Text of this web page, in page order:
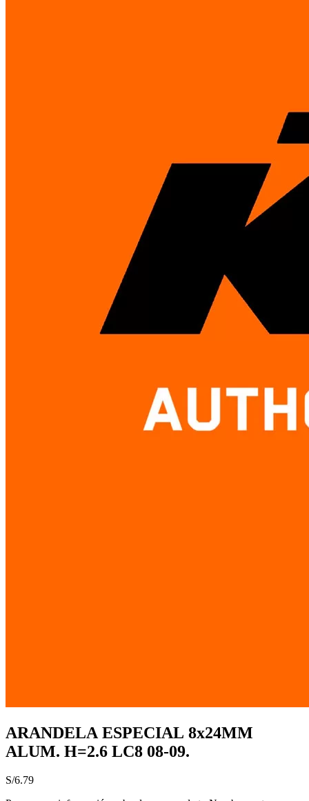
ARANDELA ESPECIAL 8x24MM
ALUM. H=2.6 LC8 08-09.
S/6.79